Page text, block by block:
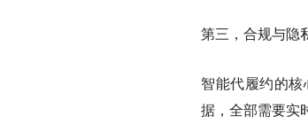
第三，合规与隐
智能代履约的
据，全部需要实